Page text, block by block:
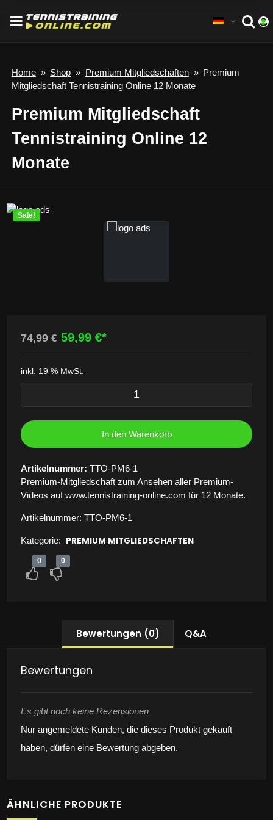
Home » Shop » Premium Mitgliedschaften » Premium
Mitgliedschaft Tennistraining Online 12 Monate
Premium Mitgliedschaft
Tennistraining Online 12
Monate
Sale!
74,99€ Ursprünglicher
Preis
war:
59,99 € Aktueller
Preis
59,99 €.
inkl. 19 % MwSt.
Online
12
Menge
In den Warenkorb
Artikelnummer: TTO-PM6-1
Premium-Mitgliedschaft zum Ansehen aller Premium-
Videos auf www.tennistraining-online.com für 12 Monate.
Artikelnummer: TTO-PM6-1
Kategorie: PREMIUM MITGLIEDSCHAFTEN
0 0
Bewertungen (0) Q&A
Bewertungen
Es gibt noch keine Rezensionen
Nur angemeldete Kunden, die dieses Produkt gekauft
haben, dürfen eine Bewertung abgeben.
ÄHNLICHE PRODUKTE